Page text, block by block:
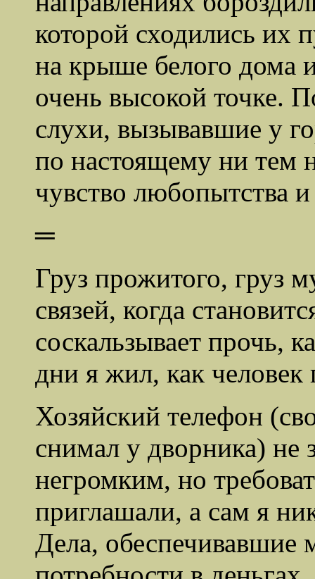
которой сходились их
на крыше белого дома
очень высокой точке.
слухи, вызывавшие у
по настоящему ни тем
чувство любопытства
═
Груз прожитого, груз
связей, когда
соскальзывает прочь,
дни я жил, как
Хозяйский телефон
снимал у дворника) не
негромким, но
приглашали, а сам я
Дела,